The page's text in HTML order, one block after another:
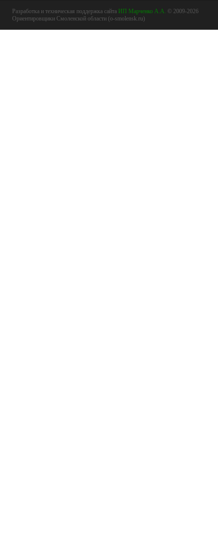
Разработка и техническая поддержка сайта ИП Марченко А.А. © 2009-2026
Ориентировщики Смоленской области (o-smolensk.ru)